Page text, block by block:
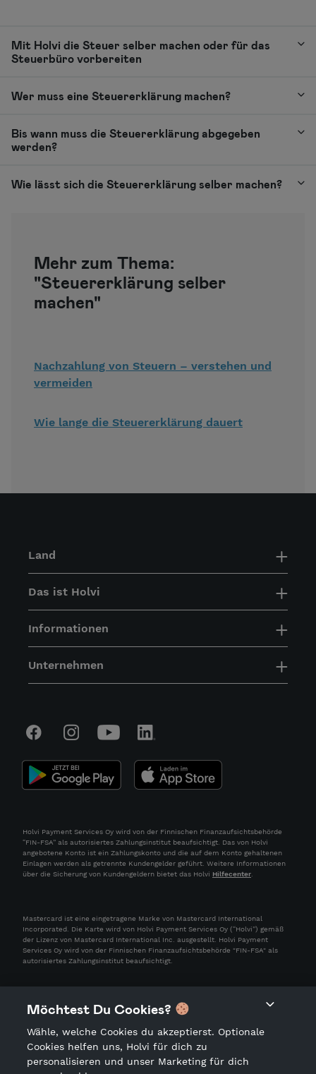
Mit Holvi die Steuer selber machen oder für das
Steuerbüro vorbereiten
Wer muss eine Steuererklärung machen?
Bis wann muss die Steuererklärung abgegeben
werden?
Wie lässt sich die Steuererklärung selber machen?
Mehr zum Thema:
"Steuererklärung selber
machen"
Nachzahlung von Steuern – verstehen und
vermeiden
Wie lange die Steuererklärung dauert
Land
Das ist Holvi
Informationen
Unternehmen
Holvi Payment Services Oy wird von der Finnischen Finanzaufsichtsbehörde
“FIN-FSA” als autorisiertes Zahlungsinstitut beaufsichtigt. Das von Holvi
angebotene Konto ist ein Zahlungskonto und die auf dem Konto gehaltenen
Einlagen werden als getrennte Kundengelder geführt. Weitere Informationen
über die Sicherung von Kundengeldern bietet das Holvi Hilfecenter
Mastercard ist eine eingetragene Marke von Mastercard International
Incorporated. Die Karte wird von Holvi Payment Services Oy (“Holvi”) gemäß
der Lizenz von Mastercard International Inc. ausgestellt. Holvi Payment
Services Oy wird von der Finnischen Finanzaufsichtsbehörde "FIN-FSA" als
autorisiertes Zahlungsinstitut beaufsichtigt.
Möchtest Du Cookies?
Wähle, welche Cookies du akzeptierst. Optionale
Cookies helfen uns, Holvi für dich zu
personalisieren und unser Marketing für dich